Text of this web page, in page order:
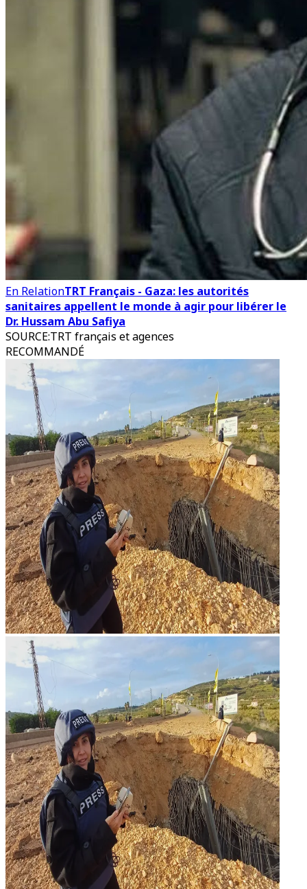
En RelationTRT Français - Gaza: les autorités
sanitaires appellent le monde à agir pour libérer le
Dr. Hussam Abu Safiya
SOURCE:TRT français et agences
RECOMMANDÉ